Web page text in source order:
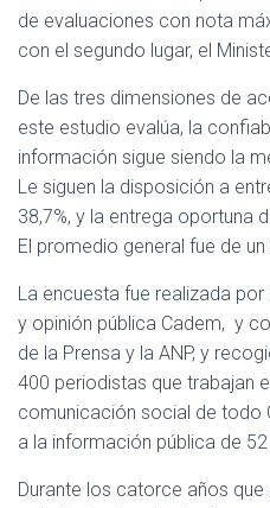
de evaluaciones con nota
con el segundo lugar, el
De las tres dimensiones de
este estudio evalúa, la
información sigue siendo la
Le siguen la disposición a
38,7%, y la entrega oportuna
El promedio general fue de un
La encuesta fue realizada
y opinión pública Cadem, y
de la Prensa y la ANP, y
400 periodistas que trabajan
comunicación social de todo
a la información pública de
Durante los catorce años